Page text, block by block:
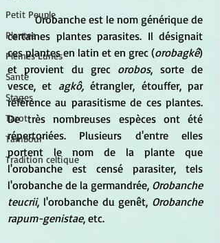
Petit Peuple
Plantes
Pleines Lunes
Santé
Stages
Tarot
Tambour
Tradition celtique
	Orobanche est le nom générique de
certaines plantes parasites. Il désignait
ces plantes en latin et en grec (orobagkê)
et provient du grec orobos, sorte de
vesce, et agkô, étrangler, étouffer, par
référence au parasitisme de ces plantes.
De très nombreuses espèces ont été
répertoriées. Plusieurs d'entre elles
portent le nom de la plante que
l'orobanche est censé parasiter, tels
l'orobanche de la germandrée, Orobanche
teucrii, l'orobanche du genêt, Orobanche
rapum-genistae, etc.